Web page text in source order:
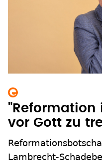
"Reformation
vor Gott zu
Lambrecht-